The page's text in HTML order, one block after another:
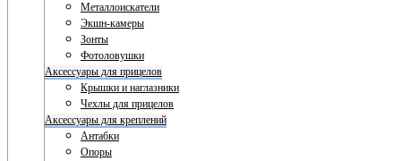
Металлоискатели
Экшн-камеры
Зонты
Фотоловушки
Аксессуары для прицелов
Крышки и наглазники
Чехлы для прицелов
Аксессуары для креплений
Антабки
Опоры